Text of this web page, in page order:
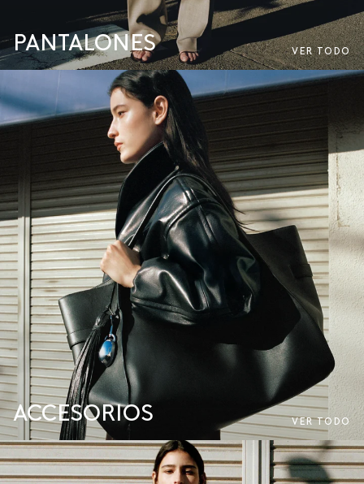
PANTALONES VER TODO
ACCESORIOS VER TODO